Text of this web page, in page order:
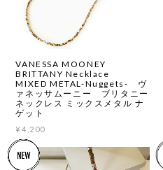
VANESSA MOONEY
BRITTANY Necklace
MIXED METAL-Nuggets- ヴ
ァネッサムーニー ブリタニー
ネックレス ミックスメタル ナ
ゲット
¥4,200